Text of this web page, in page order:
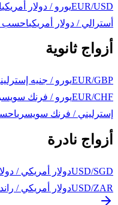
EUR/USDيورو / دولار أمريكي
أسترالي / دولار أمريكياحسب
أزواج ثانوية
EUR/GBPيورو / جنيه
EUR/CHFيورو / فرنك
إسترليني / فرنك سويسري
أزواج نادرة
USD/SGDدولار أمريكي /
USD/ZARدولار أمريكي /